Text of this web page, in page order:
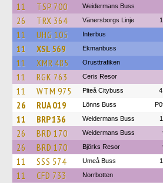
11 TSP 700 Weidermans Buss
26 TRX 364 Vänersborgs Linje
11 UHG 105 Interbus
11 XSL 569 Ekmanbuss
11 XMR 485 Orusttrafiken
11 RGK 763 Ceris Resor
11 WTM 975 Piteå Citybuss
26 RUA 019 Lönns Buss
11 BRP 136 Weidermans Buss
26 BRD 170 Weidermans Buss
26 BRD 170 Björks Resor
11 SSS 574 Umeå Buss
11 CFD 733 Norrbotten